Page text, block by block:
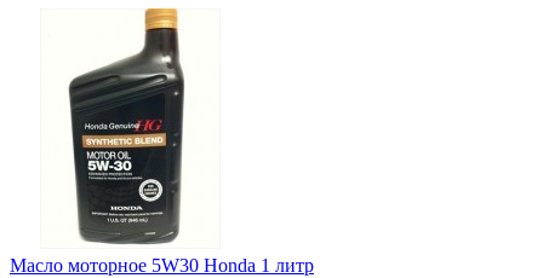
Масло моторное 5W30 Honda 1 литр